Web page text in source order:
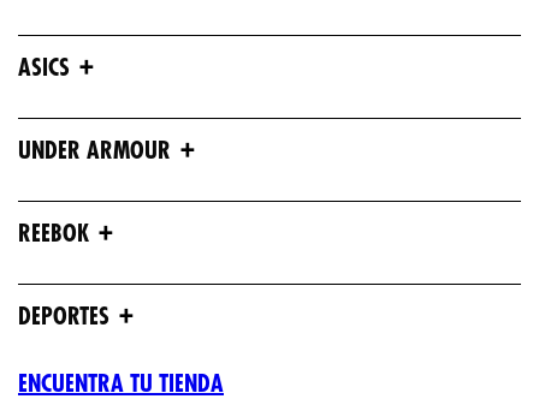
ASICS +
UNDER ARMOUR +
REEBOK +
DEPORTES +
ENCUENTRA TU TIENDA